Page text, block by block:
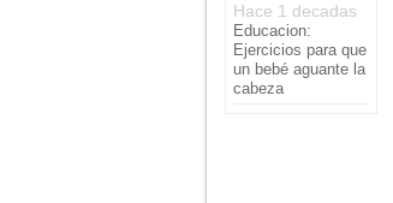
Hace 1 decadas
Educacion:
Ejercicios para que
un bebé aguante la
cabeza